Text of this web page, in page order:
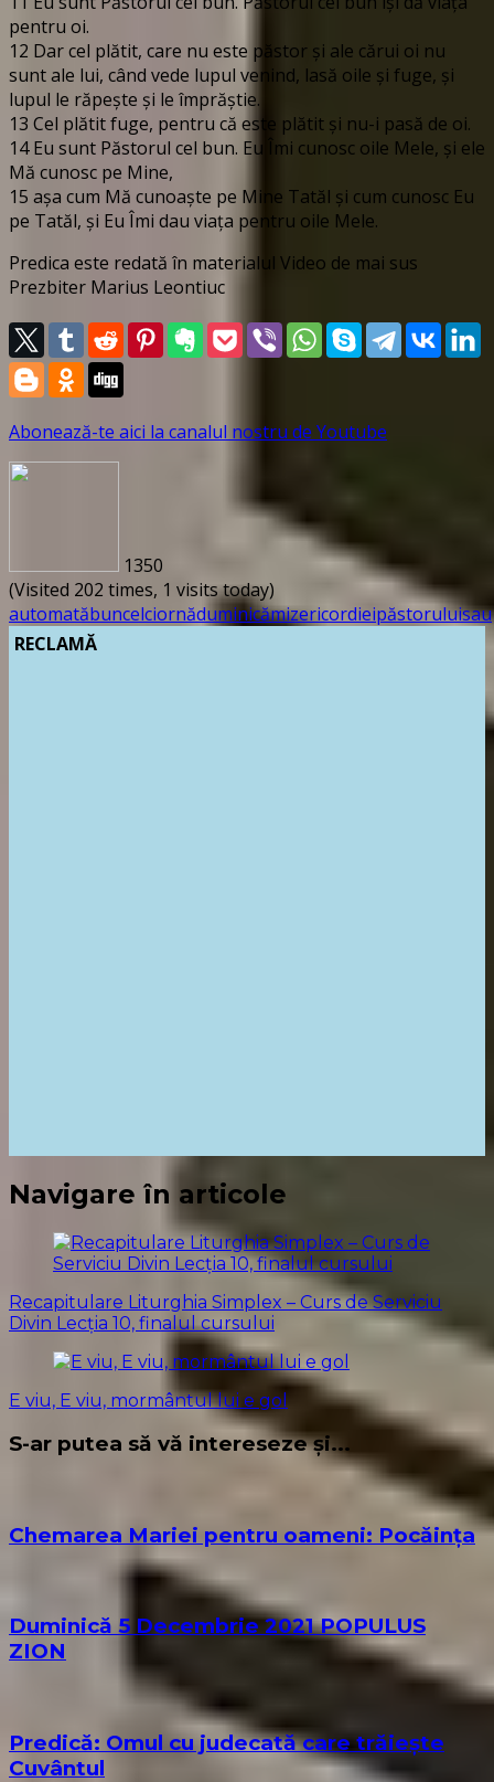
pentru oi.
12 Dar cel plătit, care nu este păstor şi ale cărui oi nu
sunt ale lui, când vede lupul venind, lasă oile şi fuge, şi
lupul le răpeşte şi le împrăştie.
13 Cel plătit fuge, pentru că este plătit şi nu-i pasă de oi.
14 Eu sunt Păstorul cel bun. Eu Îmi cunosc oile Mele, şi ele
Mă cunosc pe Mine,
15 aşa cum Mă cunoaşte pe Mine Tatăl şi cum cunosc Eu
pe Tatăl, şi Eu Îmi dau viaţa pentru oile Mele.
Predica este redată în materialul Video de mai sus
Prezbiter Marius Leontiuc
Abonează-te aici la canalul nostru de Youtube
1350
(Visited 202 times, 1 visits today)
automatăbuncelciornăduminicămizericordieipăstoruluisau
RECLAMĂ
Navigare în articole
Recapitulare Liturghia Simplex – Curs de Serviciu
Divin Lecția 10, finalul cursului
E viu, E viu, mormântul lui e gol
S-ar putea să vă intereseze și...
Chemarea Mariei pentru oameni: Pocăința
Duminică 5 Decembrie 2021 POPULUS
ZION
Predică: Omul cu judecată care trăiește
Cuvântul